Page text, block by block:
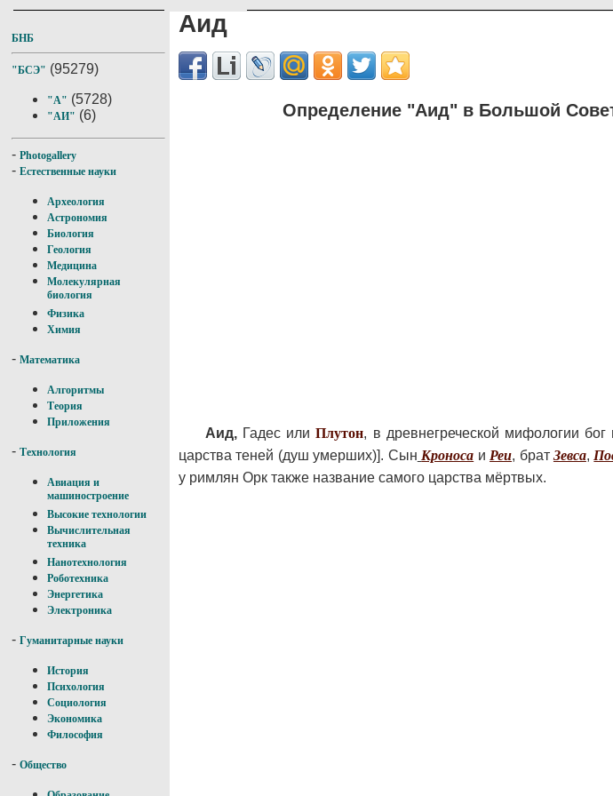
БНБ
"БСЭ" (95279)
"А" (5728)
"АИ" (6)
- Photogallery
- Естественные науки
Археология
Астрономия
Биология
Геология
Медицина
Молекулярная
биология
Физика
Химия
- Математика
Алгоритмы
Теория
Приложения
- Технология
Авиация и
машиностроение
Высокие технологии
Вычислительная
техника
Нанотехнология
Роботехника
Энергетика
Электроника
- Гуманитарные науки
История
Психология
Социология
Экономика
Философия
- Общество
Аид
Определение "Аид" в Большой
Аид, Гадес илиПлутон, в древнегреческой мифологии
царства теней (душ умерших)]. Сын Кроноса и Реи, брат Зевса,
у римлян Орк также название самого царства мёртвых.